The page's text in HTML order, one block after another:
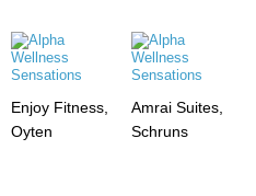
Enjoy Fitness,
Oyten
Amrai Suites,
Schruns